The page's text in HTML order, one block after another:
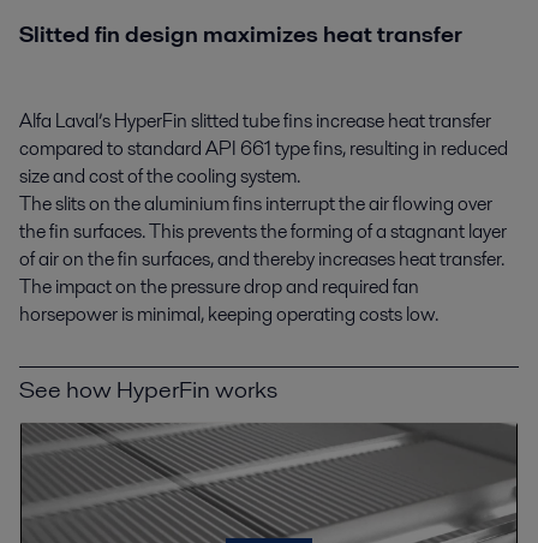
Slitted fin design maximizes heat transfer
Alfa Laval’s HyperFin slitted tube fins increase heat transfer
compared to standard API 661 type fins, resulting in reduced
size and cost of the cooling system.
The slits on the aluminium fins interrupt the air flowing over
the fin surfaces. This prevents the forming of a stagnant layer
of air on the fin surfaces, and thereby increases heat transfer.
The impact on the pressure drop and required fan
horsepower is minimal, keeping operating costs low.
See how HyperFin works